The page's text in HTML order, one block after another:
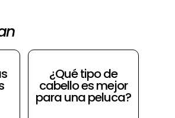
¿Qué tipo de
cabello es mejor
para una peluca?